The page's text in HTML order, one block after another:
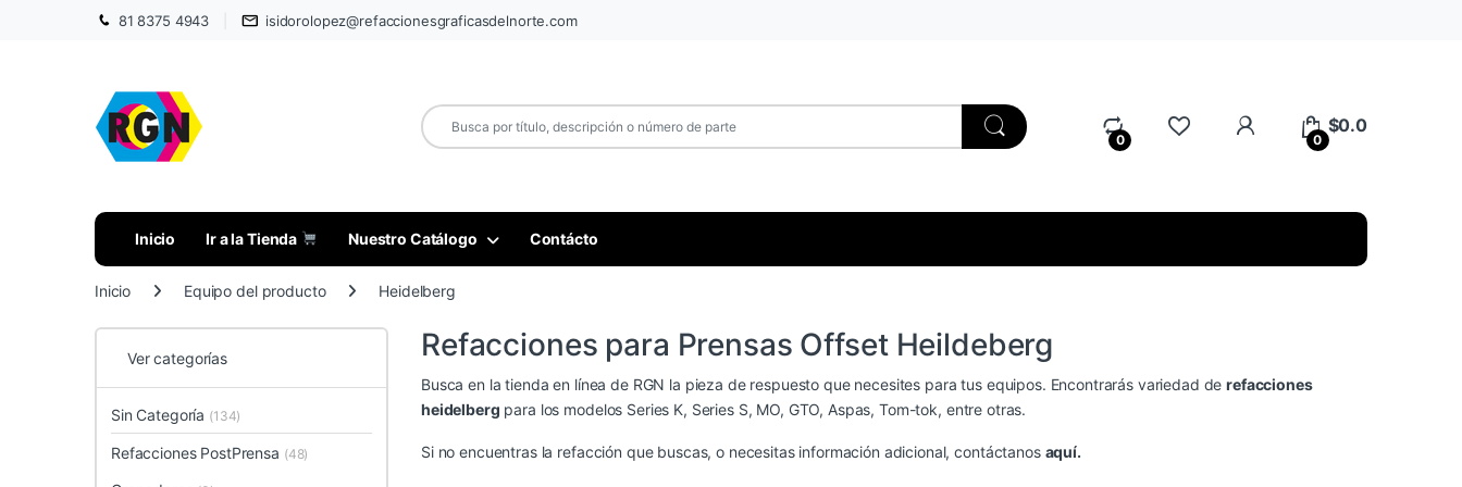
81 8375 4943 isidorolopez@refaccionesgraficasdelnorte.com
0
My Account
0
$0.0
Inicio Ir a la Tienda Nuestro Catálogo Contácto
Inicio Equipo del producto Heidelberg
Refacciones para Prensas Offset Heildeberg
Busca en la tienda en línea de RGN la pieza de respuesto que necesites para tus equipos. Encontrarás variedad derefacciones
heidelberg para los modelos Series K, Series S, MO, GTO, Aspas, Tom-tok, entre otras.
Si no encuentras la refacción que buscas, o necesitas información adicional, contáctanos aquí.
Ver categorías
Sin Categoría (134)
Refacciones PostPrensa (48)